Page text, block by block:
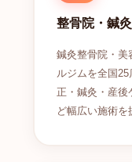
整骨院・鍼
鍼灸整骨院・美
ルジムを全国
正・鍼灸・産後
ど幅広い施術を